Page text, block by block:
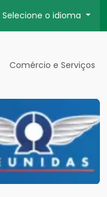
Selecione o idioma
Comércio e Serviços